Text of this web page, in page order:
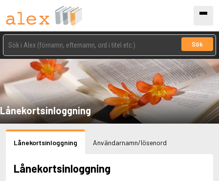
Sök
Lånekortsinloggning
Lånekortsinloggning Användarnamn/lösenord
Lånekortsinloggning